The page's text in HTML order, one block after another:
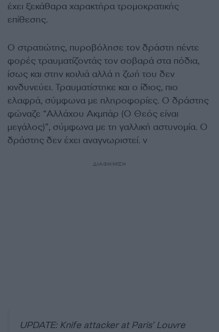
έχει ξεκάθαρα χαρακτήρα τρομοκρατικής
επίθεσης.
Ο στρατιώτης, πυροβόλησε τον δράστη πέντε
φορές τραυματίζοντάς τον σοβαρά στα πόδια,
ίσως και στην κοιλιά αλλά η ζωή του δεν
κινδυνεύει. Τραυματίστηκε και ο ίδιος, πιο
ελαφρά, σύμφωνα με πληροφορίες. Ο δράστης
φώναζε “Αλλάχου Ακμπάρ (Ο Θεός είναι
μεγάλος)”, σύμφωνα με τη γαλλική αστυνομία. Ο
δράστης δεν έχει αναγνωριστεί. ν
ΔΙΑΦΗΜΙΣΗ
UPDATE: Knife attacker at Paris’ Louvre